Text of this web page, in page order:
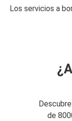
Los servicios a
de